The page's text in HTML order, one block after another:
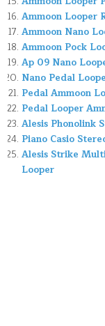
Ammoon Looper
Ammoon Nano
Ammoon Pock
Ap 09 Nano
Nano Pedal
Pedal Ammoon
Pedal Looper
Alesis Phonolink
Piano Casio
Alesis Strike
Looper